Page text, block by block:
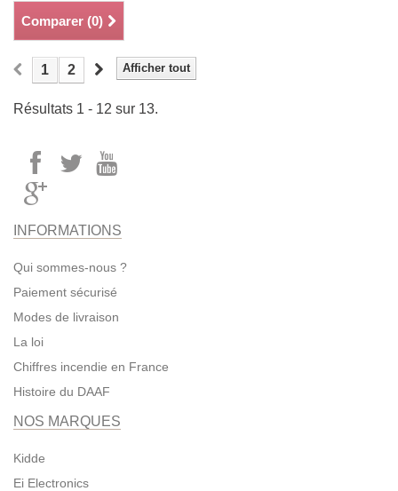
Comparer (0)
Afficher tout
1 2
Résultats 1 - 12 sur 13.
INFORMATIONS
Qui sommes-nous ?
Paiement sécurisé
Modes de livraison
La loi
Chiffres incendie en France
Histoire du DAAF
NOS MARQUES
Kidde
Ei Electronics